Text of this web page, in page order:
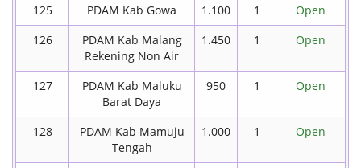
125
PDAM Kab Gowa 1.100 1
Open
126
PDAM Kab Malang
Rekening Non Air
1.450 1 Open
127
PDAM Kab Maluku
Barat Daya
950 1 Open
128
PDAM Kab Mamuju
Tengah
1.000 1 Open